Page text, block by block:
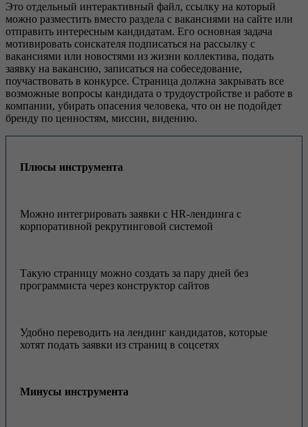
Это отдельный интерактивный файл, ссылку на который
можно разместить вместо раздела с вакансиями на сайте или
отправить интересным кандидатам. Его основная задача
мотивировать соискателя подписаться на рассылку с
вакансиями или новостями из жизни коллектива, подать
заявку на вакансию, записаться на собеседование,
поучаствовать в конкурсе. Страница должна закрывать все
возможные вопросы кандидата о трудоустройстве и работе в
компании, убирать опасения человека, что он не подойдет
бренду по ценностям, миссии, видению.
Плюсы инструмента
Можно интегрировать заявки с HR-лендинга с
корпоративной рекрутинговой системой
Такую страницу можно создать за пару дней без
программиста через конструктор сайтов
Удобно переводить на лендинг кандидатов, которые
хотят подать заявки из страниц в соцсетях
Минусы инструмента